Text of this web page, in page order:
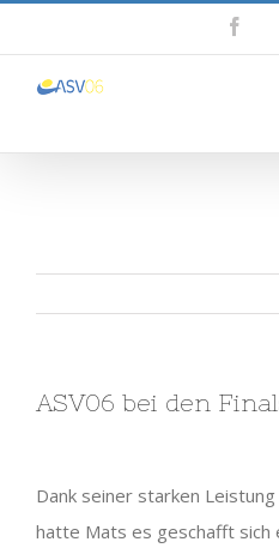
ASV06 bei den
Dank seiner starken
hatte Mats es geschafft sich